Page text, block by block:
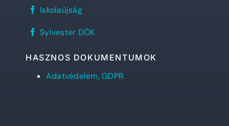
Gimnázium
facebook
REFlex,
diáklapja
Iskolaújság
Sylvester
DÖK
oldala
Sylvester DÖK
HASZNOS DOKUMENTUMOK
Adatvédelem, GDPR